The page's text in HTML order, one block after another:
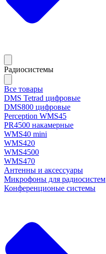
Радиосистемы
Все товары
DMS Tetrad цифровые
DMS800 цифровые
Perception WMS45
PR4500 накамерные
WMS40 mini
WMS420
WMS4500
WMS470
Антенны и аксессуары
Микрофоны для радиосистем
Конференционые системы